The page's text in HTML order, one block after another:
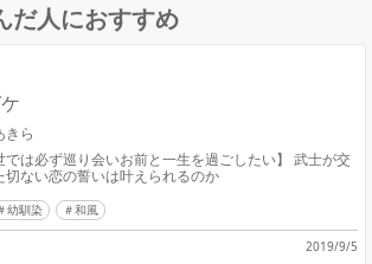
だ人におすすめ
きら
では必ず巡り会いお前と一生を過ごしたい】 武士が交
切ない恋の誓いは叶えられるのか
幼馴染 和風
2019/9/5